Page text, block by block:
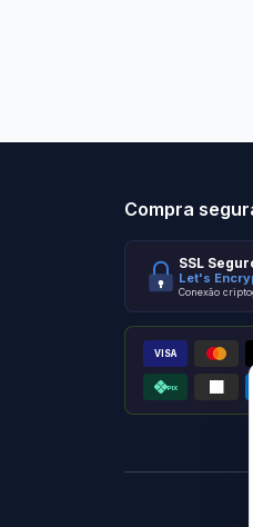
Compra
SSL
Let's
Conexão
VISA
PIX